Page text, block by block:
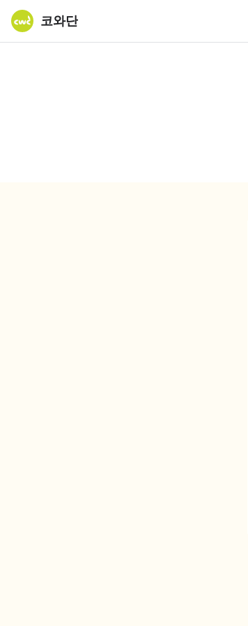
코와단